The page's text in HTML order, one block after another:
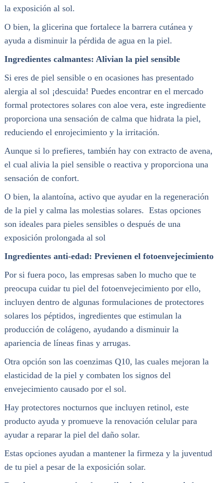
la exposición al sol.
O bien, la glicerina que fortalece la barrera cutánea y
ayuda a disminuir la pérdida de agua en la piel.
Ingredientes calmantes: Alivian la piel sensible
Si eres de piel sensible o en ocasiones has presentado
alergia al sol ¡descuida! Puedes encontrar en el mercado
formal protectores solares con aloe vera, este ingrediente
proporciona una sensación de calma que hidrata la piel,
reduciendo el enrojecimiento y la irritación.
Aunque si lo prefieres, también hay con extracto de avena,
el cual alivia la piel sensible o reactiva y proporciona una
sensación de confort.
O bien, la alantoína, activo que ayudar en la regeneración
de la piel y calma las molestias solares. Estas opciones
son ideales para pieles sensibles o después de una
exposición prolongada al sol
Ingredientes anti-edad: Previenen el fotoenvejecimiento
Por si fuera poco, las empresas saben lo mucho que te
preocupa cuidar tu piel del fotoenvejecimiento por ello,
incluyen dentro de algunas formulaciones de protectores
solares los péptidos, ingredientes que estimulan la
producción de colágeno, ayudando a disminuir la
apariencia de líneas finas y arrugas.
Otra opción son las coenzimas Q10, las cuales mejoran la
elasticidad de la piel y combaten los signos del
envejecimiento causado por el sol.
Hay protectores nocturnos que incluyen retinol, este
producto ayuda y promueve la renovación celular para
ayudar a reparar la piel del daño solar.
Estas opciones ayudan a mantener la firmeza y la juventud
de tu piel a pesar de la exposición solar.